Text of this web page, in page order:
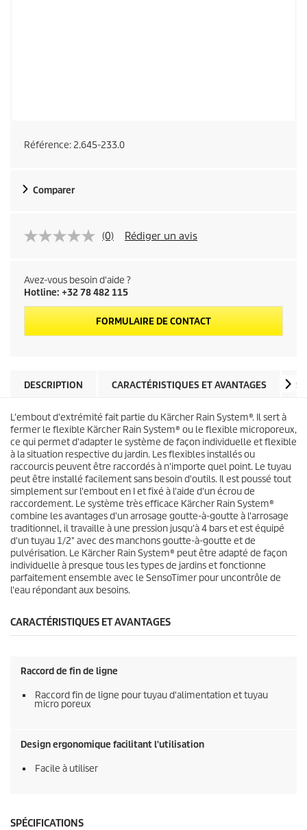
Référence: 2.645-233.0
Comparer
(0) Rédiger un avis
Avez-vous besoin d'aide ?
Hotline: +32 78 482 115
FORMULAIRE DE CONTACT
DESCRIPTION CARACTÉRISTIQUES ET AVANTAGES
L'embout d'extrémité fait partie du Kärcher Rain System®. Il sert à
fermer le flexible Kärcher Rain System® ou le flexible microporeux,
ce qui permet d'adapter le système de façon individuelle et flexible
à la situation respective du jardin. Les flexibles installés ou
raccourcis peuvent être raccordés à n'importe quel point. Le tuyau
peut être installé facilement sans besoin d'outils. Il est poussé tout
simplement sur l'embout en I et fixé à l'aide d'un écrou de
raccordement. Le système très efficace Kärcher Rain System®
combine les avantages d'un arrosage goutte-à-goutte à l'arrosage
traditionnel, il travaille à une pression jusqu'à 4 bars et est équipé
d'un tuyau 1/2" avec des manchons goutte-à-goutte et de
pulvérisation. Le Kärcher Rain System® peut être adapté de façon
individuelle à presque tous les types de jardins et fonctionne
parfaitement ensemble avec le SensoTimer pour uncontrôle de
l'eau répondant aux besoins.
CARACTÉRISTIQUES ET AVANTAGES
Raccord de fin de ligne
Raccord fin de ligne pour tuyau d'alimentation et tuyau
micro poreux
Design ergonomique facilitant l'utilisation
Facile à utiliser
SPÉCIFICATIONS